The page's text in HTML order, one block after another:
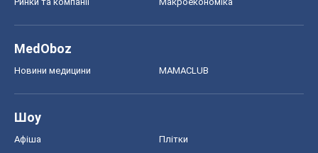
MedOboz
Новини медицини MAMACLUB
Шоу
Афіша Плітки